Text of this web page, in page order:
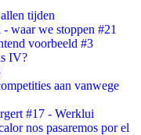
tijden
waar we stoppen #21
voorbeeld #3
IV?
aan vanwege
#17 - Werklui
nos pasaremos por el